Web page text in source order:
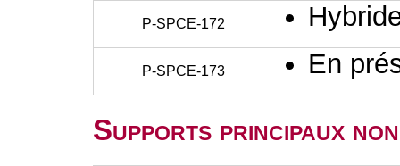
P-SPCE-172
P-SPCE-173 En
Supports principaux